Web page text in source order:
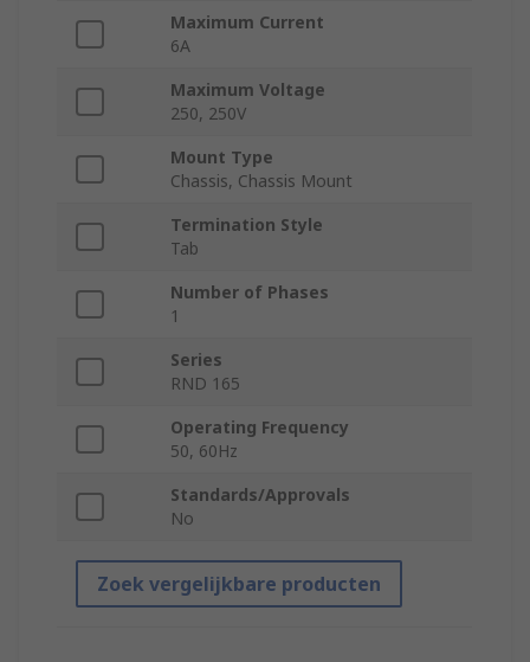
Maximum Current
6A
Maximum Voltage
250, 250V
Mount Type
Chassis, Chassis Mount
Termination Style
Tab
Number of Phases
1
Series
RND 165
Operating Frequency
50, 60Hz
Standards/Approvals
No
Zoek vergelijkbare producten